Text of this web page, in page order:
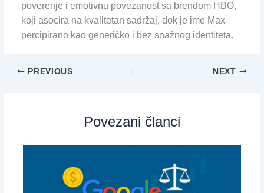
poverenje i emotivnu povezanost sa brendom HBO,
koji asocira na kvalitetan sadržaj, dok je ime Max
percipirano kao generičko i bez snažnog identiteta.
PREVIOUS NEXT
Povezani članci